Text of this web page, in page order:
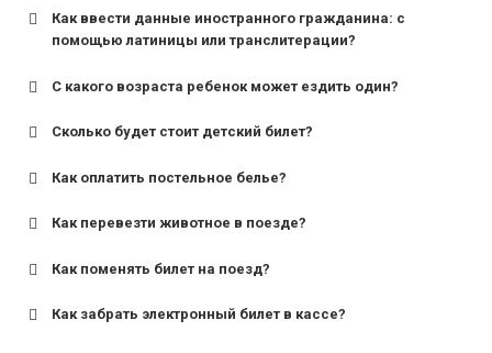
Как ввести данные иностранного гражданина: с
помощью латиницы или транслитерации?
С какого возраста ребенок может ездить один?
для поездов дальнего следования — от 10 лет и
для пригородных поездов — от 7 лет.
Сколько будет стоит детский билет?
Как оплатить постельное белье?
Как перевезти животное в поезде?
Как поменять билет на поезд?
Как забрать электронный билет в кассе?